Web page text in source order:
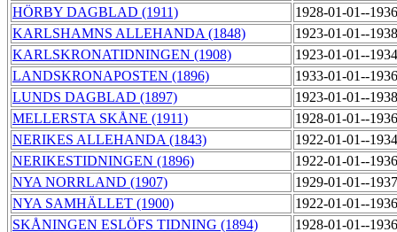
HÖRBY DAGBLAD (1911)
1928-01-01--
KARLSHAMNS ALLEHANDA (1848)
1923-01-01--
KARLSKRONATIDNINGEN (1908)
1923-01-01--
LANDSKRONAPOSTEN (1896)
1933-01-01--
LUNDS DAGBLAD (1897)
1923-01-01--
MELLERSTA SKÅNE (1911)
1928-01-01--
NERIKES ALLEHANDA (1843)
1922-01-01--
NERIKESTIDNINGEN (1896)
1922-01-01--
NYA NORRLAND (1907)
1929-01-01--
NYA SAMHÄLLET (1900)
1922-01-01--
SKÅNINGEN ESLÖFS TIDNING (1894)
1928-01-01--